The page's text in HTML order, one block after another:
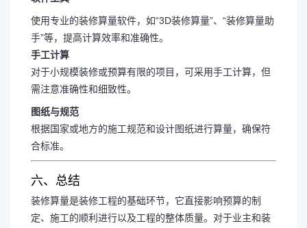
使用专业的装修算量软件，如“3D装修算量”、“装修算量助
手”等，提高计算效率和准确性。
手工计算
对于小规模装修或预算有限的项目，可采用手工计算，但
需注意准确性和细致性。
图纸与规范
根据国家或地方的施工规范和设计图纸进行算量，确保符
合标准。
六、总结
装修算量是装修工程的基础环节，它直接影响预算的制
定、施工的顺利进行以及工程的整体质量。对于业主和装